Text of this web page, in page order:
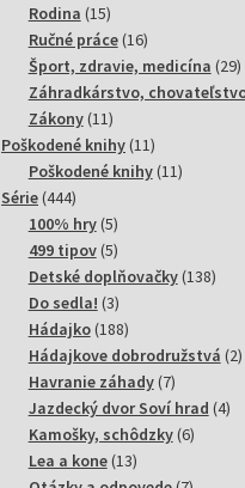
Rodina 1515
produktov
Ručné práce 1616
produktov
Šport, zdravie, medicína 2929
Záhradkárstvo,
Zákony 1111
produktov
Poškodené knihy 1111
produktov
Poškodené knihy 1111
Série 444444
produktov
100% hry 55
produktov
499 tipov 55
produktov
Detské doplňovačky 138138
Do sedla! 33
produkty
Hádajko 188188
produktov
Hádajkove dobrodružstvá 22
Havranie záhady 77
produktov
Jazdecký dvor Soví hrad 44
Kamošky, schôdzky 66
Lea a kone 1313